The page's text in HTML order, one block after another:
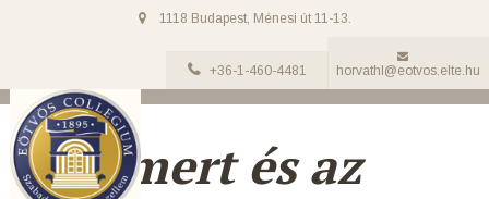
1118 Budapest, Ménesi út 11-13.
+36-1-460-4481 horvathl@eotvos.elte.hu
Az ismert és az